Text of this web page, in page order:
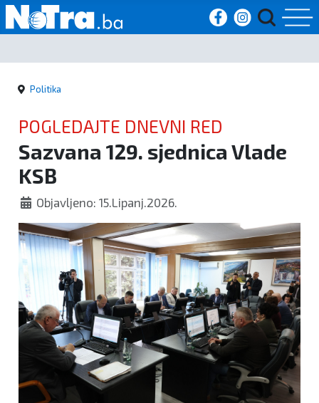
Početna
Vijesti
Sport
Kultura
Crna
kronika
Politika
Zanimljivosti
Politika
POGLEDAJTE DNEVNI RED
Sazvana 129. sjednica Vlade
KSB
Objavljeno: 15.Lipanj.2026.